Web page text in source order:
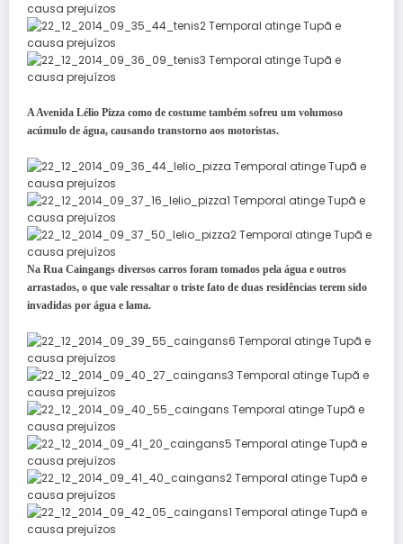
A Avenida Lélio Pizza como de costume também sofreu um volumoso
acúmulo de água, causando transtorno aos motoristas.
Na Rua Caingangs diversos carros foram tomados pela água e outros
arrastados, o que vale ressaltar o triste fato de duas residências terem sido
invadidas por água e lama.